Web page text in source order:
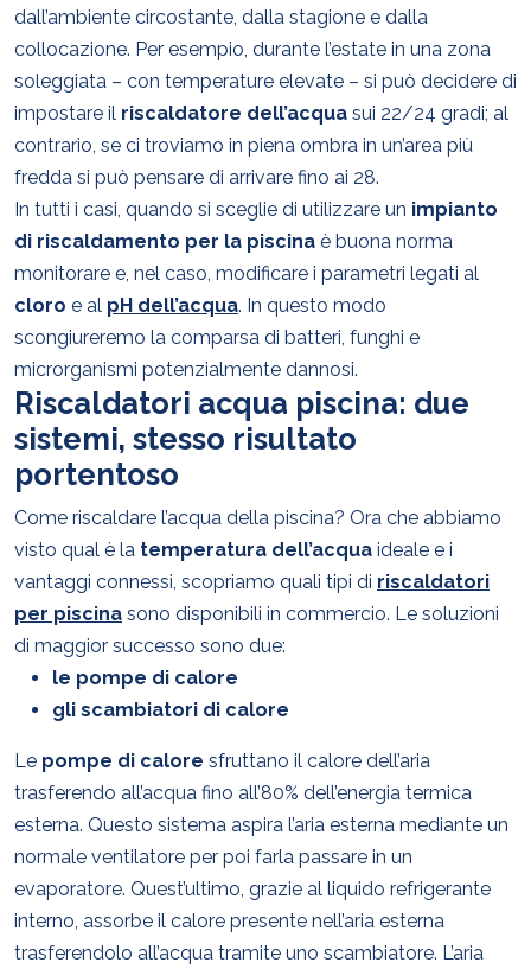
dall’ambiente circostante, dalla stagione e dalla
collocazione. Per esempio, durante l’estate in una zona
soleggiata – con temperature elevate – si può decidere di
impostare il riscaldatore dell’acqua sui 22/24 gradi; al
contrario, se ci troviamo in piena ombra in un’area più
fredda si può pensare di arrivare fino ai 28.
In tutti i casi, quando si sceglie di utilizzare un impianto
di riscaldamento per la piscina è buona norma
monitorare e, nel caso, modificare i parametri legati al
cloro e al pH dell’acqua. In questo modo
scongiureremo la comparsa di batteri, funghi e
microrganismi potenzialmente dannosi.
Riscaldatori acqua piscina: due
sistemi, stesso risultato
portentoso
Come riscaldare l’acqua della piscina? Ora che abbiamo
visto qual è la temperatura dell’acqua ideale e i
vantaggi connessi, scopriamo quali tipi di riscaldatori
per piscina sono disponibili in commercio. Le soluzioni
di maggior successo sono due:
le pompe di calore
gli scambiatori di calore
Le pompe di calore sfruttano il calore dell’aria
trasferendo all’acqua fino all’80% dell’energia termica
esterna. Questo sistema aspira l’aria esterna mediante un
normale ventilatore per poi farla passare in un
evaporatore. Quest’ultimo, grazie al liquido refrigerante
interno, assorbe il calore presente nell’aria esterna
trasferendolo all’acqua tramite uno scambiatore. L’aria